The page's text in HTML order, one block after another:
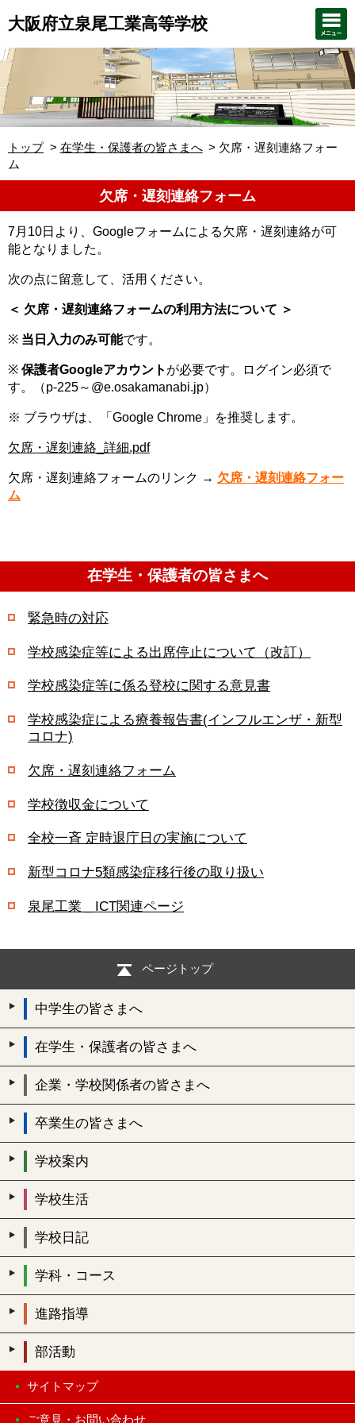
大阪府立泉尾工業高等学校
トップ 在学生・保護者の皆さまへ
欠席・遅刻連絡フォー
ム
欠席・遅刻連絡フォーム
7月10日より、Googleフォームによる欠席・遅刻連絡が可
能となりました。
次の点に留意して、活用ください。
＜ 欠席・遅刻連絡フォームの利用方法について ＞
※ 当日入力のみ可能です。
※ 保護者Googleアカウント が必要です。ログイン必須で
す。（p-225～@e.osakamanabi.jp）
※ ブラウザは、「Google Chrome」を推奨します。
欠席・遅刻連絡_詳細.pdf
欠席・遅刻連絡フォームのリンク → 欠席・遅刻連絡フォー
ム
在学生・保護者の皆さまへ
緊急時の対応
学校感染症等による出席停止について（改訂）
学校感染症等に係る登校に関する意見書
学校感染症による療養報告書(インフルエンザ・新型
コロナ)
欠席・遅刻連絡フォーム
学校徴収金について
全校一斉 定時退庁日の実施について
新型コロナ5類感染症移行後の取り扱い
泉尾工業＿ICT関連ページ
ページトップ
中学生の皆さまへ
在学生・保護者の皆さまへ
企業・学校関係者の皆さまへ
卒業生の皆さまへ
学校案内
学校生活
学校日記
学科・コース
進路指導
部活動
サイトマップ
ご意見・お問い合わせ